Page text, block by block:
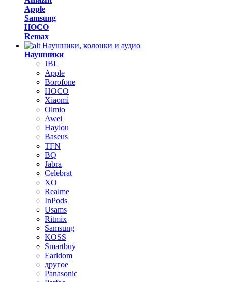
Apple
Samsung
HOCO
Remax
Наушники, колонки и аудио
Наушники
JBL
Apple
Borofone
HOCO
Xiaomi
Olmio
Awei
Haylou
Baseus
TFN
BQ
Jabra
Celebrat
XO
Realme
InPods
Usams
Ritmix
Samsung
KOSS
Smartbuy
Earldom
другое
Panasonic